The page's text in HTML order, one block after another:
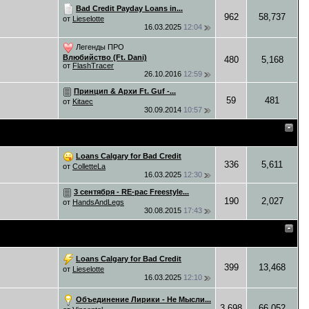
Bad Credit Payday Loans in...
от Lieselotte
16.03.2025 12:04
962 58,737
Легенды ПРО
Влюбийство (Ft. Dani)
от FlashTracer
26.10.2016 12:59
480 5,168
Принцип & Архи Ft. Guf -...
от Kitaec
30.09.2014 10:57
59 481
Loans Calgary for Bad Credit
от ColletteLa
16.03.2025 12:30
336 5,611
3 сентября - RE-pac Freestyle...
от HandsAndLegs
30.08.2015 17:43
190 2,027
Loans Calgary for Bad Credit
от Lieselotte
16.03.2025 12:10
399 13,468
Объединение Лирики - Не Мысли...